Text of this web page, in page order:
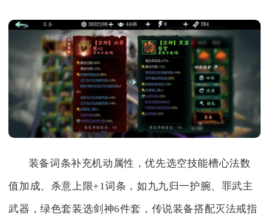
装备词条补充机动属性，优先选空技能槽心法数
值加成、杀意上限+1词条，如九九归一护腕、罪武主
武器，绿色套装选剑神6件套，传说装备搭配灭法戒指